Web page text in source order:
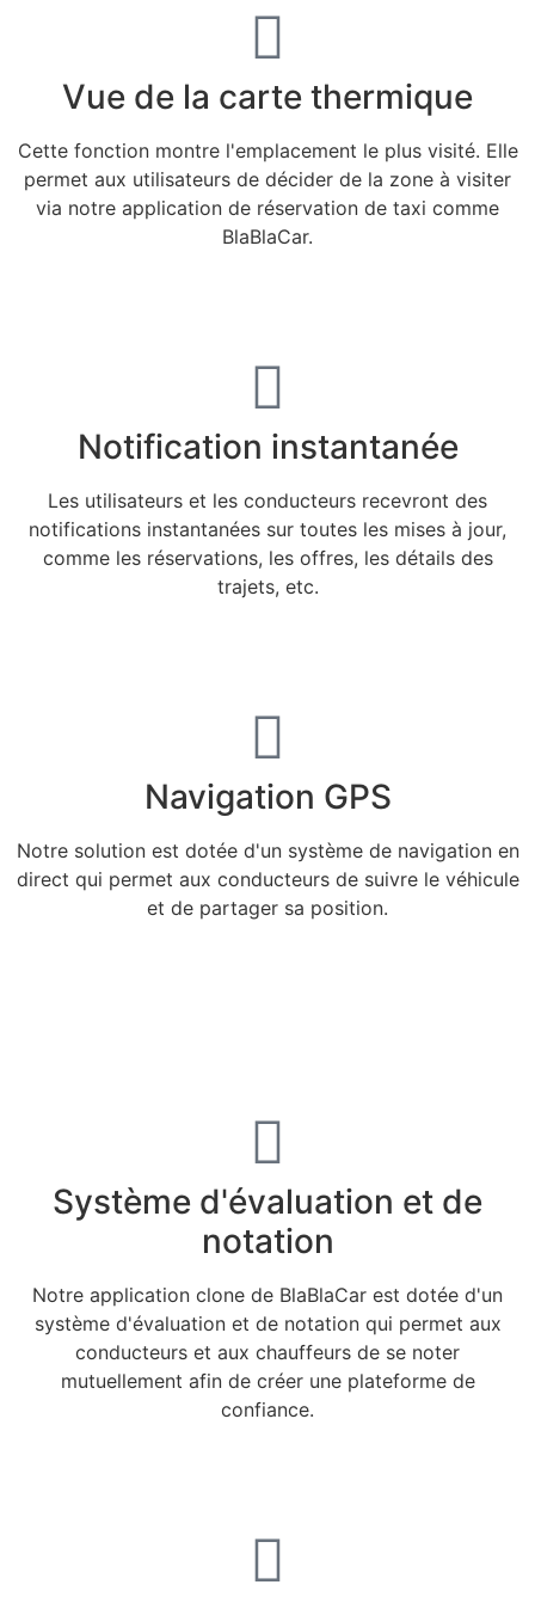
Vue de la carte thermique
Cette fonction montre l'emplacement le plus visité. Elle
permet aux utilisateurs de décider de la zone à visiter
via notre application de réservation de taxi comme
BlaBlaCar.
Notification instantanée
Les utilisateurs et les conducteurs recevront des
notifications instantanées sur toutes les mises à jour,
comme les réservations, les offres, les détails des
trajets, etc.
Navigation GPS
Notre solution est dotée d'un système de navigation en
direct qui permet aux conducteurs de suivre le véhicule
et de partager sa position.
Système d'évaluation et de
notation
Notre application clone de BlaBlaCar est dotée d'un
système d'évaluation et de notation qui permet aux
conducteurs et aux chauffeurs de se noter
mutuellement afin de créer une plateforme de
confiance.